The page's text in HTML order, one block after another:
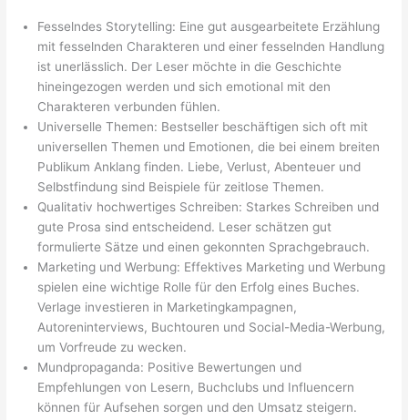
Fesselndes Storytelling: Eine gut ausgearbeitete Erzählung
mit fesselnden Charakteren und einer fesselnden Handlung
ist unerlässlich. Der Leser möchte in die Geschichte
hineingezogen werden und sich emotional mit den
Charakteren verbunden fühlen.
Universelle Themen: Bestseller beschäftigen sich oft mit
universellen Themen und Emotionen, die bei einem breiten
Publikum Anklang finden. Liebe, Verlust, Abenteuer und
Selbstfindung sind Beispiele für zeitlose Themen.
Qualitativ hochwertiges Schreiben: Starkes Schreiben und
gute Prosa sind entscheidend. Leser schätzen gut
formulierte Sätze und einen gekonnten Sprachgebrauch.
Marketing und Werbung: Effektives Marketing und Werbung
spielen eine wichtige Rolle für den Erfolg eines Buches.
Verlage investieren in Marketingkampagnen,
Autoreninterviews, Buchtouren und Social-Media-Werbung,
um Vorfreude zu wecken.
Mundpropaganda: Positive Bewertungen und
Empfehlungen von Lesern, Buchclubs und Influencern
können für Aufsehen sorgen und den Umsatz steigern.